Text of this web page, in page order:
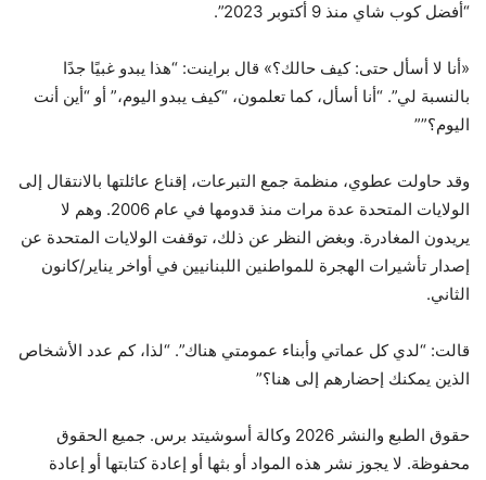
“أفضل كوب شاي منذ 9 أكتوبر 2023”.
«أنا لا أسأل حتى: كيف حالك؟» قال براينت: “هذا يبدو غبيًا جدًا
بالنسبة لي”. “أنا أسأل، كما تعلمون، “كيف يبدو اليوم،” أو “أين أنت
اليوم؟””
وقد حاولت عطوي، منظمة جمع التبرعات، إقناع عائلتها بالانتقال إلى
الولايات المتحدة عدة مرات منذ قدومها في عام 2006. وهم لا
يريدون المغادرة. وبغض النظر عن ذلك، توقفت الولايات المتحدة عن
إصدار تأشيرات الهجرة للمواطنين اللبنانيين في أواخر يناير/كانون
الثاني.
قالت: “لدي كل عماتي وأبناء عمومتي هناك”. “لذا، كم عدد الأشخاص
الذين يمكنك إحضارهم إلى هنا؟”
حقوق الطبع والنشر 2026 وكالة أسوشيتد برس. جميع الحقوق
محفوظة. لا يجوز نشر هذه المواد أو بثها أو إعادة كتابتها أو إعادة